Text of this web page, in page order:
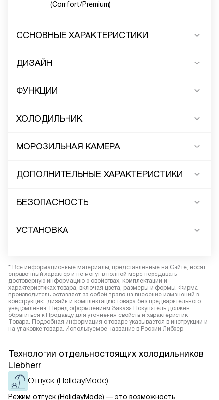
(Comfort/Premium)
ОСНОВНЫЕ ХАРАКТЕРИСТИКИ
ДИЗАЙН
ФУНКЦИИ
ХОЛОДИЛЬНИК
МОРОЗИЛЬНАЯ КАМЕРА
ДОПОЛНИТЕЛЬНЫЕ ХАРАКТЕРИСТИКИ
БЕЗОПАСНОСТЬ
УСТАНОВКА
* Все информационные материалы, представленные на Сайте, носят
справочный характер и не могут в полной мере передавать
достоверную информацию о свойствах, комплектации и
характеристиках товара, включая цвета, размеры и формы. Фирма-
производитель оставляет за собой право на внесение изменений в
конструкцию, дизайн и комплектацию товара без предварительного
уведомления. Перед оформлением Заказа Покупатель должен
обратиться к Продавцу для уточнения свойств и характеристик
Товара. Подробная информация о товаре указывается в инструкции и
на упаковке товара. Используемое название в России Либхер
Технологии отдельностоящих холодильников
Liebherr
Отпуск (HolidayMode)
Режим отпуск (HolidayMode) — это возможность